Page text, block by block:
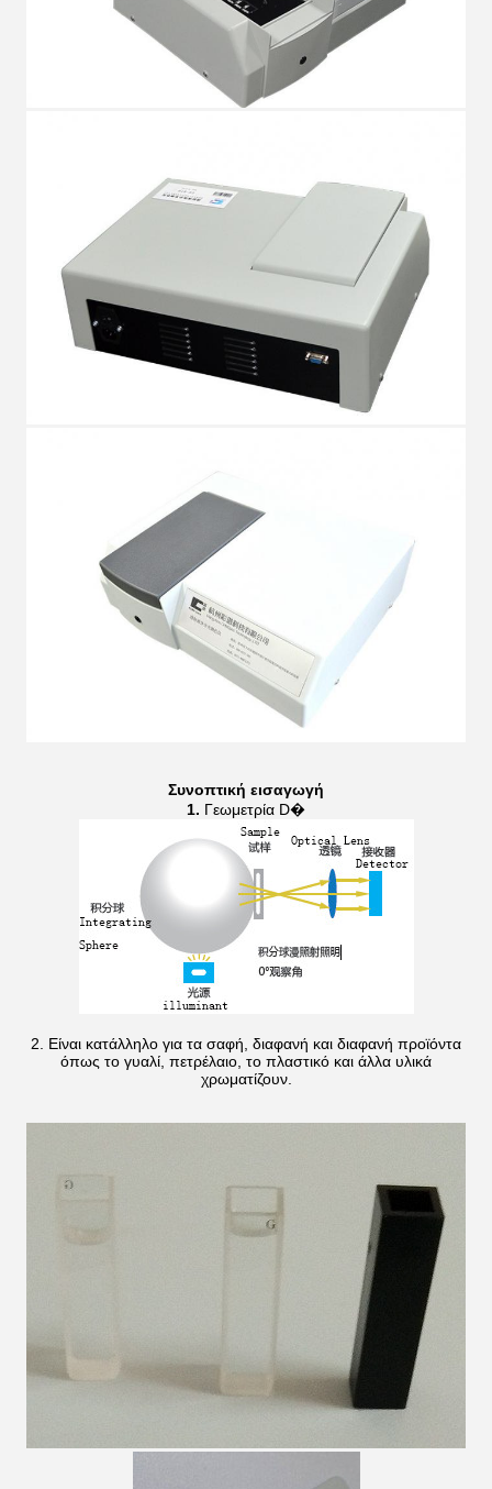
Συνοπτική εισαγωγή
1. Γεωμετρία D�
2. Είναι κατάλληλο για τα σαφή, διαφανή και διαφανή προϊόντα
όπως το γυαλί, πετρέλαιο, το πλαστικό και άλλα υλικά
χρωματίζουν.